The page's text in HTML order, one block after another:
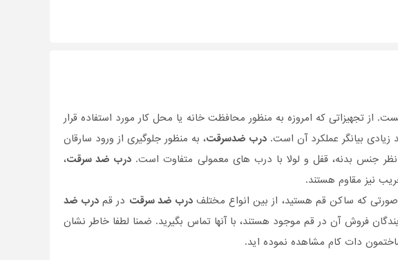
تجهیزاتی که امروزه به منظور محافظت خانه یا محل کار مورد استفاده قرار
زیادی بیانگر عملکرد آن است. درب ضدسرقت، به منظور جلوگیری از ورود سارقان
نظر جنس بدنه، قفل و لولا با درب های معمولی متفاوت است. درب ضد سرقت،
نیز مقاوم هستند.
صورتی که ساکن قم هستید، از بین انواع مختلفدرب ضد سرقت در قم درب ضد
فروش آن در قم موجود هستند، با آنها تماس بگیرید. ضمنا لطفا خاطر نشان
دات کام مشاهده نموده اید.